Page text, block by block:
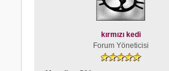
kırmızı kedi
Forum Yöneticisi